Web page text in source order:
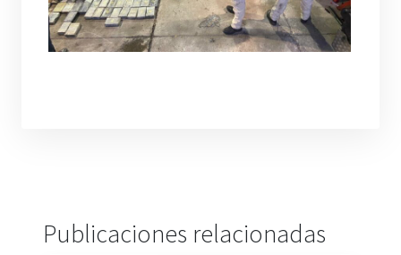
Publicaciones relacionadas